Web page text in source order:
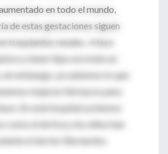
en todo el mundo,
de estas gestaciones siguen
trasplantes renales. «Hace
y tener hijos era todo un
sin embargo, ya sabemos lo que
mejores fármacos para
En este hospital ya hemos
como el de Eva y los niños han
el doctor Bernardos.